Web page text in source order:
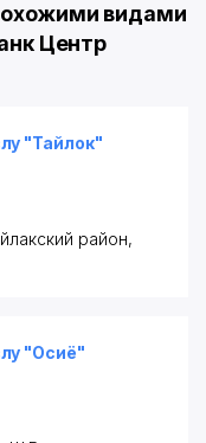
видами
Центр
"Тайлок"
район,
"Осиё"